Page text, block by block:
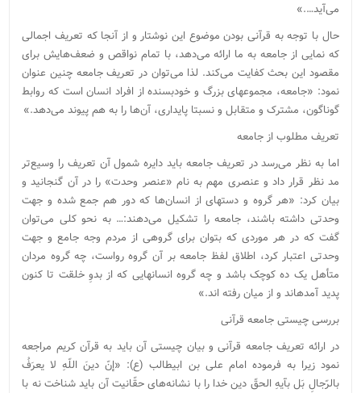
می‌‏آید….»
حال با توجه به قرآنی بودن موضوع این نوشتار و از آنجا که تعریف اجمالی
که نمایی از جامعه به ما ارائه می‌‏دهد، با تمام نواقص و ضعف‏‌هایش برای
مقصود این بحث کفایت می‌‏کند. لذا می‌توان در تعریف جامعه چنین عنوان
نمود: «جامعه، مجموعه‏ای بزرگ و خودبسنده از افراد انسان است که روابط
گوناگون، مشترک و متقابل و نسبتا پایداری، آن‌ها را به هم پیوند می‌‏دهد.»
تعریف مطلوب از جامعه
اما به نظر می‌رسد در تعریف جامعه باید دایره شمول آن تعریف را وسیع‌تر
مد نظر قرار داد و عنصری مهم به نام «عنصر وحدت» را در آن گنجانید و
بیان کرد: «هر گروه و دسته‏ای از انسان‏‌ها که دور هم جمع شده و جهت
وحدتی داشته باشند، جامعه را تشکیل می‌‏دهند:… به نحو کلی می‌‏توان
گفت که در هر موردی که بتوان برای گروهی از مردم وجه جامع و جهت
وحدتی اعتبار کرد، اطلاق لفظ جامعه بر آن گروه رواست، چه گروه مردان
متأهل یک ده کوچک باشد و چه گروه انسان‏هایی که از بدوِ خلقت تا کنون
پدید آمده‏اند و از میان رفته‏ اند.»
بررسی چیستی جامعه قرآنی
در ارائه تعریف جامعه قرآنی و بیان چیستی آن باید به قرآن کریم مراجعه
نمود زیرا به فرموده امام علی بن ابیطالب (ع): «إنّ دینَ اللّهِ لا یعرَفُ
بالرّجالِ بَل بآیهِ الحقّ دین خدا را با نشانه‌های حقّانیت آن باید شناخت نه با